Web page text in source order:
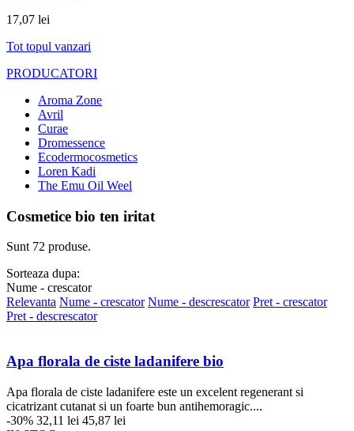
17,07 lei
Tot topul vanzari
PRODUCATORI
Aroma Zone
Avril
Curae
Dromessence
Ecodermocosmetics
Loren Kadi
The Emu Oil Weel
Cosmetice bio ten iritat
Sunt 72 produse.
Sorteaza dupa:
Nume - crescator
Relevanta Nume - crescator Nume - descrescator Pret - crescator
Pret - descrescator
Apa florala de ciste ladanifere bio
Apa florala de ciste ladanifere este un excelent regenerant si
cicatrizant cutanat si un foarte bun antihemoragic....
-30% 32,11 lei 45,87 lei